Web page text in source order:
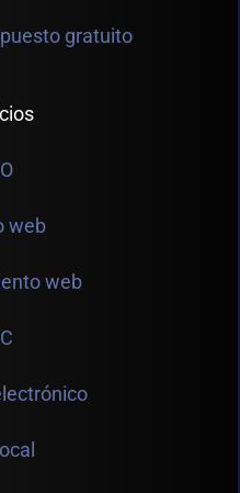
gratuito
web
web